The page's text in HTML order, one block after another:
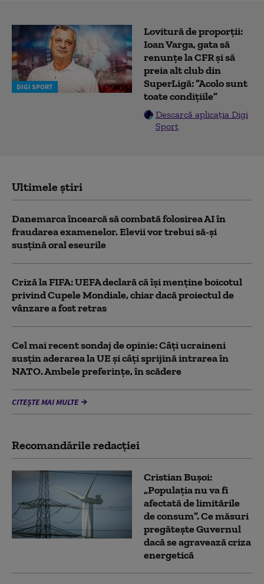
DIGI SPORT
Lovitură de proporții:
Ioan Varga, gata să
renunțe la CFR și să
preia alt club din
SuperLigă: ”Acolo sunt
toate condițiile”
Descarcă aplicația Digi
Sport
Ultimele știri
Danemarca încearcă să combată folosirea AI în
fraudarea examenelor. Elevii vor trebui să-şi
susţină oral eseurile
Criză la FIFA: UEFA declară că îşi menţine boicotul
privind Cupele Mondiale, chiar dacă proiectul de
vânzare a fost retras
Cel mai recent sondaj de opinie: Câți ucraineni
susțin aderarea la UE și câți sprijină intrarea în
NATO. Ambele preferințe, în scădere
CITEȘTE MAI MULTE
Recomandările redacţiei
Cristian Bușoi:
„Populația nu va fi
afectată de limitările
de consum”. Ce măsuri
pregătește Guvernul
dacă se agravează criza
energetică